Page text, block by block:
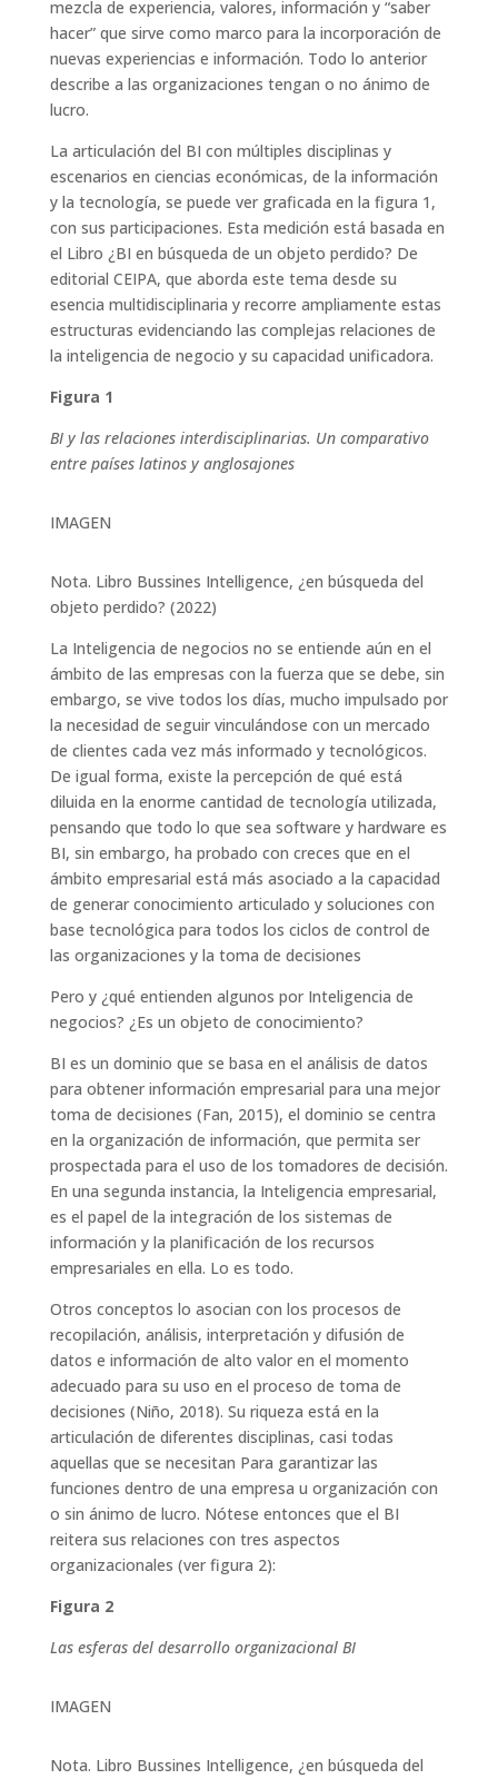
mezcla de experiencia, valores, información y “saber
hacer” que sirve como marco para la incorporación de
nuevas experiencias e información. Todo lo anterior
describe a las organizaciones tengan o no ánimo de
lucro.
La articulación del BI con múltiples disciplinas y
escenarios en ciencias económicas, de la información
y la tecnología, se puede ver graficada en la figura 1,
con sus participaciones. Esta medición está basada en
el Libro ¿BI en búsqueda de un objeto perdido? De
editorial CEIPA, que aborda este tema desde su
esencia multidisciplinaria y recorre ampliamente estas
estructuras evidenciando las complejas relaciones de
la inteligencia de negocio y su capacidad unificadora.
Figura 1
BI y las relaciones interdisciplinarias. Un comparativo
entre países latinos y anglosajones
IMAGEN
Nota. Libro Bussines Intelligence, ¿en búsqueda del
objeto perdido? (2022)
La Inteligencia de negocios no se entiende aún en el
ámbito de las empresas con la fuerza que se debe, sin
embargo, se vive todos los días, mucho impulsado por
la necesidad de seguir vinculándose con un mercado
de clientes cada vez más informado y tecnológicos.
De igual forma, existe la percepción de qué está
diluida en la enorme cantidad de tecnología utilizada,
pensando que todo lo que sea software y hardware es
BI, sin embargo, ha probado con creces que en el
ámbito empresarial está más asociado a la capacidad
de generar conocimiento articulado y soluciones con
base tecnológica para todos los ciclos de control de
las organizaciones y la toma de decisiones
Pero y ¿qué entienden algunos por Inteligencia de
negocios? ¿Es un objeto de conocimiento?
BI es un dominio que se basa en el análisis de datos
para obtener información empresarial para una mejor
toma de decisiones (Fan, 2015), el dominio se centra
en la organización de información, que permita ser
prospectada para el uso de los tomadores de decisión.
En una segunda instancia, la Inteligencia empresarial,
es el papel de la integración de los sistemas de
información y la planificación de los recursos
empresariales en ella. Lo es todo.
Otros conceptos lo asocian con los procesos de
recopilación, análisis, interpretación y difusión de
datos e información de alto valor en el momento
adecuado para su uso en el proceso de toma de
decisiones (Niño, 2018). Su riqueza está en la
articulación de diferentes disciplinas, casi todas
aquellas que se necesitan Para garantizar las
funciones dentro de una empresa u organización con
o sin ánimo de lucro. Nótese entonces que el BI
reitera sus relaciones con tres aspectos
organizacionales (ver figura 2):
Figura 2
Las esferas del desarrollo organizacional BI
IMAGEN
Nota. Libro Bussines Intelligence, ¿en búsqueda del